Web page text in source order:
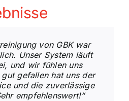
von GBK war
Unser System läuft
und wir fühlen uns
gefallen hat uns der
und die zuverlässige
empfehlenswert!“